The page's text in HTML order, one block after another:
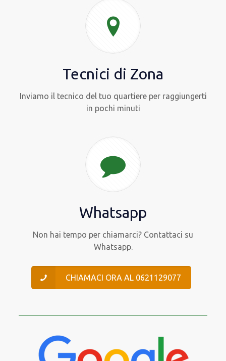
Tecnici di Zona
Inviamo il tecnico del tuo quartiere per raggiungerti
in pochi minuti
Whatsapp
Non hai tempo per chiamarci? Contattaci su
Whatsapp.
CHIAMACI ORA AL 0621129077